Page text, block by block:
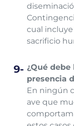
cual
sacrificio
¿Qué
presencia
En ningún
ave que